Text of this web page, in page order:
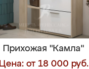
Прихожая "Камла"
Цена: от 18 000 руб.